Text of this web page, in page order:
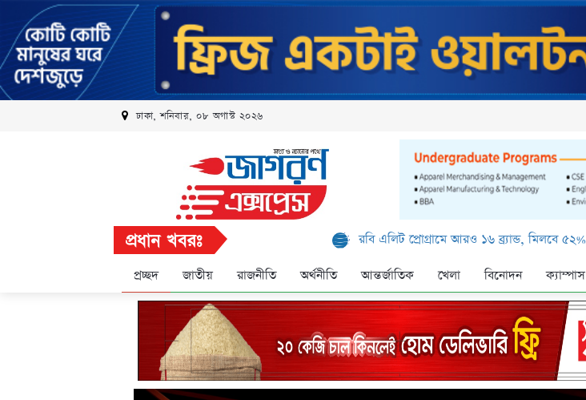
ঢাকা, শনিবার, ০৮ অগাস্ট ২০২৬
প্রধান খবরঃ রবি এলিট প্রোগ্রামে আরও ১৬ ব্র্যান্ড, মিলবে ৫২% পর্যন্ত ছাড়
প্রচ্ছদ জাতীয় রাজনীতি অর্থনীতি আন্তর্জাতিক খেলা বিনোদন ক্যাম্পাস